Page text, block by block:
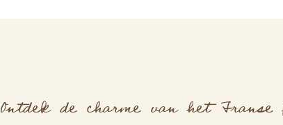
Ontdek de charme van het